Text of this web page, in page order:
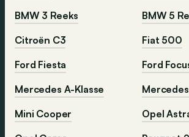
BMW 3 Reeks
BMW 5
Citroën C3
Fiat 500
Ford Fiesta
Ford
Mercedes A-Klasse
Mini Cooper
Opel